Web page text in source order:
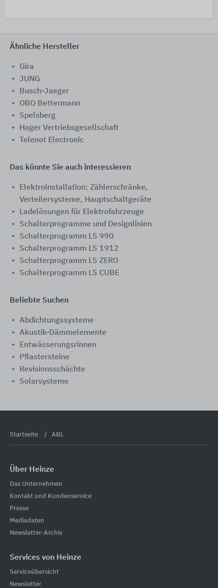
Ähnliche Hersteller
Gira
JUNG
Busch-Jaeger
OBO Bettermann
Spelsberg
Hager Vertriebsgesellschaft
Telenot Electronic
Das könnte Sie auch interessieren
Elektroinstallation: Zählerschränke,
Verteilersysteme, Hauptschaltgeräte
Ladelösungen für Elektrofahrzeuge
Schalterprogramme und Designlinien
Schalterprogramm LS 990
Schalterprogramm LS 1912
Schalterprogramm LS ZERO
Schalterprogramm LS CUBE
Beliebte Suchen
Abdichtungssysteme
Akustik-Dämmelemente
Entwässerungsrinnen
Pflastersteine
Revisionsschächte
Solarsysteme
Startseite ABL
Über Heinze
Das Unternehmen
Kontakt und Kundenservice
Presse
Mediadaten
Newsletter-Archiv
Services von Heinze
Serviceübersicht
Newsletter